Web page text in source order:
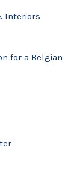
Interiors
for a Belgian